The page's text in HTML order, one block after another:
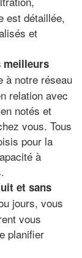
est détaillée,
et
meilleurs
à notre réseau
relation avec
notés et
vous. Tous
pour la
à
et sans
jours, vous
vous
planifier